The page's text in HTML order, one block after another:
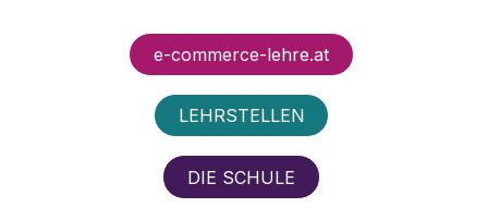
e-commerce-lehre.at
LEHRSTELLEN
DIE SCHULE